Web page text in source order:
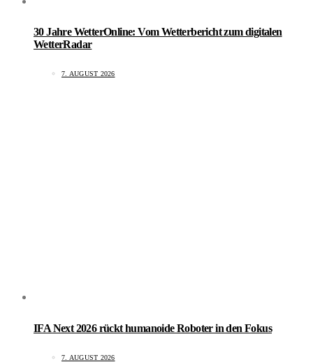
30 Jahre WetterOnline: Vom Wetterbericht zum digitalen
WetterRadar
7. AUGUST 2026
IFA Next 2026 rückt humanoide Roboter in den Fokus
7. AUGUST 2026